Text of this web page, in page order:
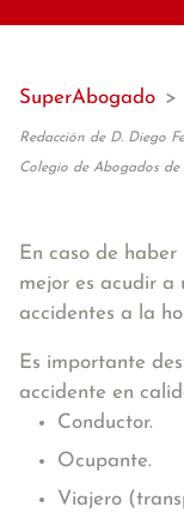
SuperAbogado >
Redacción de D. Diego
Colegio de Abogados
En caso de
mejor es acudir a
accidentes a la
Es importante
accidente en
Conductor.
Ocupante.
Viajero